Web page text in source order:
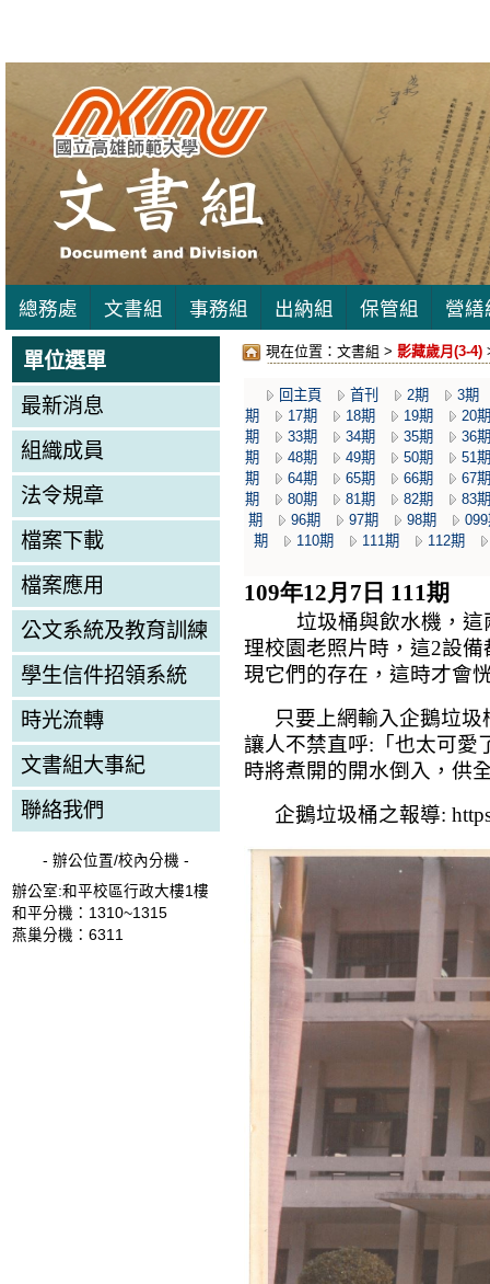
總務處 文書組 事務組 出納組 保管組 營繕
單位選單
最新消息
組織成員
法令規章
檔案下載
檔案應用
公文系統及教育訓練
學生信件招領系統
時光流轉
文書組大事紀
聯絡我們
- 辦公位置/校內分機 -
辦公室:和平校區行政大樓1樓
和平分機：1310~1315
燕巢分機：6311
現在位置： 文書組 > 影藏歲月(3-4)
回主頁 首刊 2期
3期
期
17期 18期 19期
20期
期
33期 34期 35期
36期
期
48期 49期 50期
51期
期
64期 65期 66期
67期
期
80期 81期 82期
83期
期
96期 97期 98期
期
110期 111期 112期
109年12月7日 111期
垃圾桶與飲水機，
理校園老照片時，這2設備
現它們的存在，這時才會
只要上網輸入企鵝垃
讓人不禁直呼: 「也太可愛
時將煮開的開水倒入，供
企鵝垃圾桶之報導: